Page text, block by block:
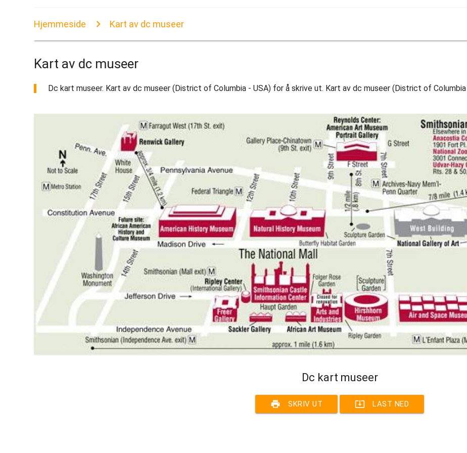
Hjemmeside Kart av dc museer
Kart av dc museer
Dc kart museer. Kart av dc museer (District of Columbia - USA) for å skrive ut. Kart av dc museer (District of
Dc kart museer
print SKRIV UT system_update_alt LAST NED